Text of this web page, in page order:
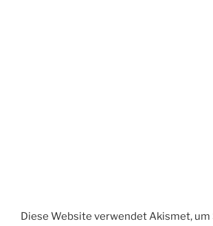
Diese Website verwendet Akismet, um